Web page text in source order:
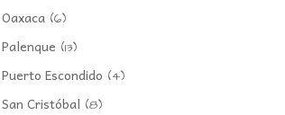
Oaxaca (6)
Palenque (13)
Puerto Escondido (4)
San Cristóbal (8)